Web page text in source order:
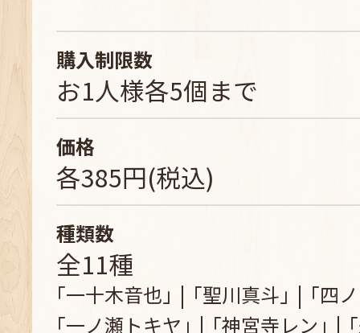
購入制限数
お1人様各5個まで
価格
各385円(税込)
種類数
全11種
｢一十木音也｣ ｢聖川真斗｣
｢四
｢一ノ瀬トキヤ｣
｢神宮寺レン｣